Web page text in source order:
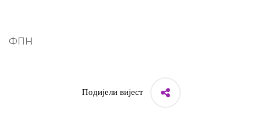
ФПН
Подијели вијест